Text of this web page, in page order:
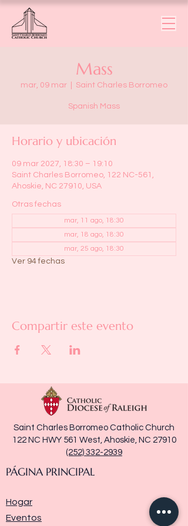
Mass
mar, 09 mar Saint Charles Borromeo
Spanish Mass
Horario y ubicación
09 mar 2027, 18:30 – 19:10
Saint Charles Borromeo, 122 NC-561,
Ahoskie, NC 27910, USA
Otras fechas
mar, 11 ago, 18:30
mar, 18 ago, 18:30
mar, 25 ago, 18:30
Ver 94 fechas
Compartir este evento
Saint Charles Borromeo Catholic Church
122 NC HWY 561 West, Ahoskie, NC 27910
(252) 332-2939
PÁGINA PRINCIPAL
Hogar
Eventos